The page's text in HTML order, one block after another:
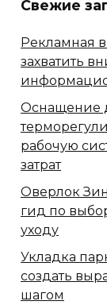
Свежие
Рекламная
захватить
Оснащение
рабочую
затрат
Оверлок
гид по
уходу
Укладка
создать
шагом